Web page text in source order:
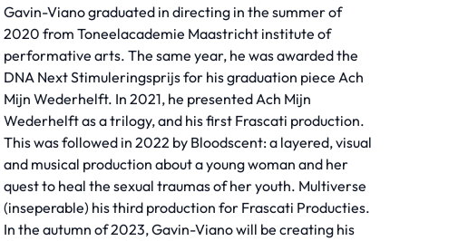
Gavin-Viano graduated in directing in the summer of
2020 from Toneelacademie Maastricht institute of
performative arts. The same year, he was awarded the
DNA Next Stimuleringsprijs for his graduation piece Ach
Mijn Wederhelft. In 2021, he presented Ach Mijn
Wederhelft as a trilogy, and his first Frascati production.
This was followed in 2022 by Bloodscent: a layered, visual
and musical production about a young woman and her
quest to heal the sexual traumas of her youth. Multiverse
(inseperable) his third production for Frascati Producties.
In the autumn of 2023, Gavin-Viano will be creating his